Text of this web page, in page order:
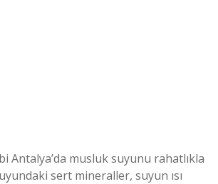
Antalya’da musluk suyunu rahatlıkla
sert mineraller, suyun ısı